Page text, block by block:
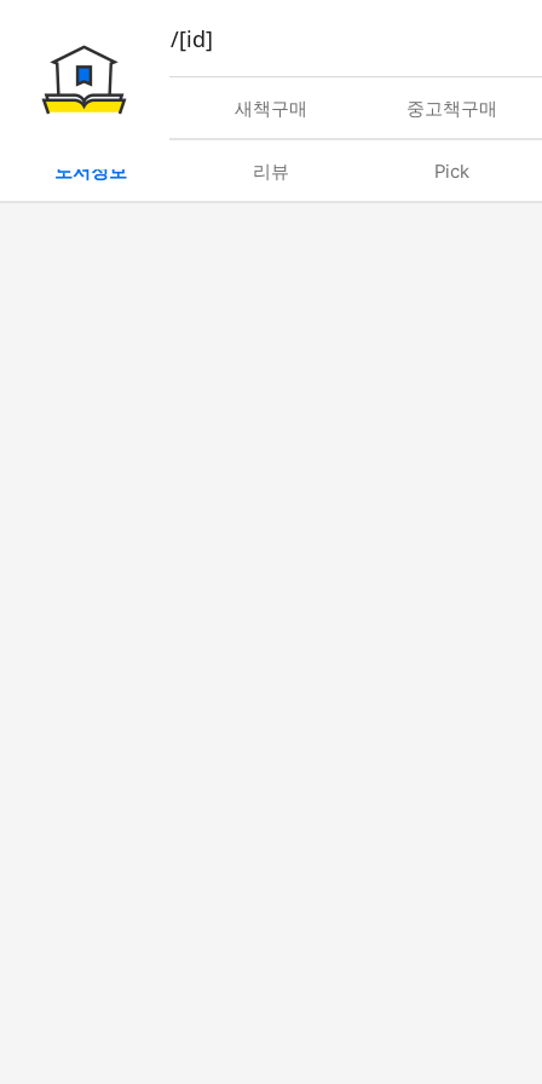
book/rent/[id]
대여 새책구매 중고책구매
도서정보 리뷰 Pick